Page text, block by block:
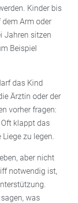
Kinder bis
Arm oder
Jahren sitzen
Beispiel
das Kind
Ärztin oder der
vorher fragen:
Oft klappt das
zu legen.
aber nicht
notwendig ist,
was